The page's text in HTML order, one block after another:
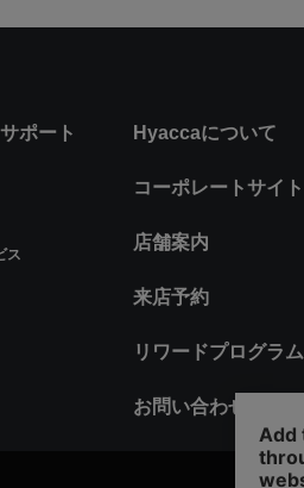
ポート
ス
Hyaccaについて
コーポレートサイト
店舗案内
来店予約
リワードプログラム
お問い合わせ